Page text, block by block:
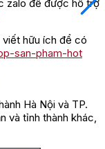
zalo để được hỗ trợ
hữu ích để có
san-pham-hot
Hà Nội và TP.
và tỉnh thành khác,